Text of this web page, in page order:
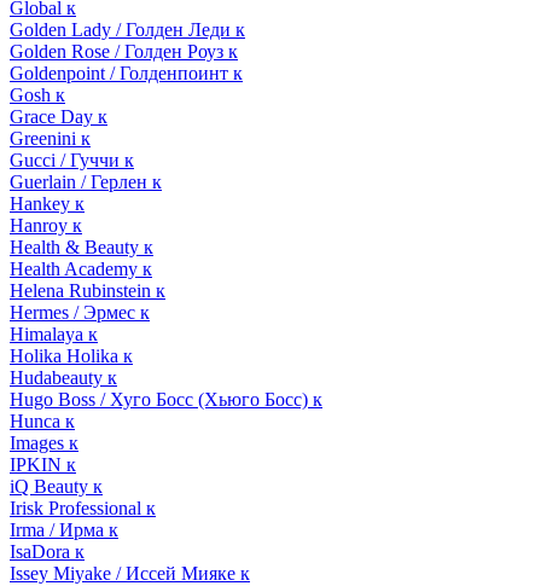
Global к
Golden Lady / Голден Леди к
Golden Rose / Голден Роуз к
Goldenpoint / Голденпоинт к
Gosh к
Grace Day к
Greenini к
Gucci / Гуччи к
Guerlain / Герлен к
Hankey к
Hanroy к
Health & Beauty к
Health Academy к
Helena Rubinstein к
Hermes / Эрмес к
Himalaya к
Holika Holika к
Hudabeauty к
Hugo Boss / Хуго Босс (Хьюго Босс) к
Hunca к
Images к
IPKIN к
iQ Beauty к
Irisk Professional к
Irma / Ирма к
IsaDora к
Issey Miyake / Иссей Мияке к